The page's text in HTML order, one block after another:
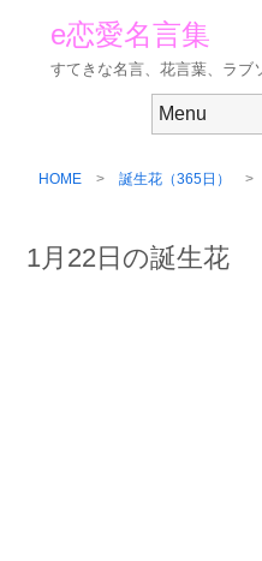
e恋愛名言集
すてきな名言、花言葉、ラブ
HOME > 誕生花（365日） >
1月22日の誕生花